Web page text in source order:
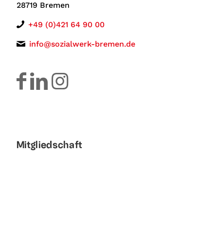
28719 Bremen
+49 (0)421 64 90 00
info@sozialwerk-bremen.de
Mitgliedschaft